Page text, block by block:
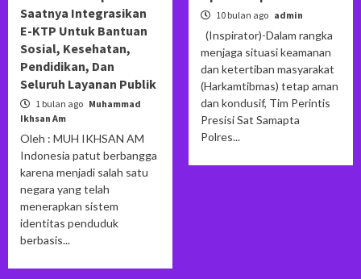
Saatnya Integrasikan
E-KTP Untuk Bantuan
Sosial, Kesehatan,
Pendidikan, Dan
Seluruh Layanan Publik
1 bulan ago Muhammad
Ikhsan Am
Oleh : MUH IKHSAN AM
Indonesia patut berbangga
karena menjadi salah satu
negara yang telah
menerapkan sistem
identitas penduduk
berbasis...
10 bulan ago admin
(Inspirator)-Dalam rangka
menjaga situasi keamanan
dan ketertiban masyarakat
(Harkamtibmas) tetap aman
dan kondusif, Tim Perintis
Presisi Sat Samapta
Polres...